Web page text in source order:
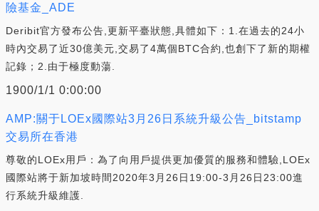
險基金_ADE
Deribit官方發布公告,更新平臺狀態,具體如下：1.在過去的24小
時內交易了近30億美元,交易了4萬個BTC合約,也創下了新的期權
記錄；2.由于極度動蕩.
1900/1/1 0:00:00
AMP:關于LOEx國際站3月26日系統升級公告_bitstamp
交易所在香港
尊敬的LOEx用戶：為了向用戶提供更加優質的服務和體驗,LOEx
國際站將于新加坡時間2020年3月26日19:00-3月26日23:00進
行系統升級維護.